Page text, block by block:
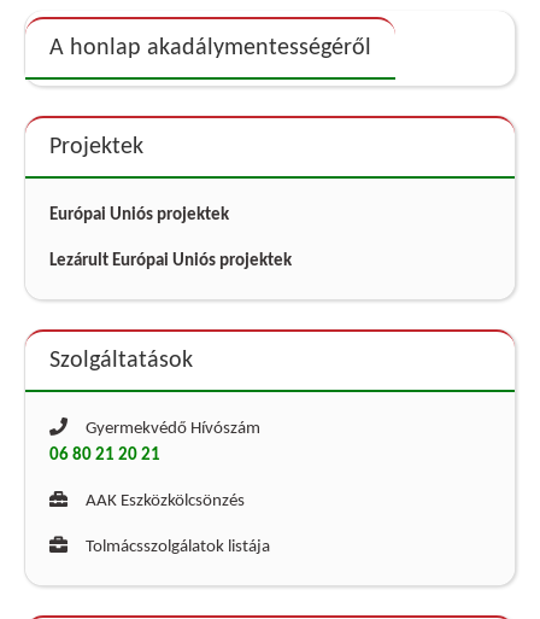
A honlap akadálymentességéről
Projektek
Európai Uniós projektek
Lezárult Európai Uniós projektek
Szolgáltatások
Gyermekvédő Hívószám
06 80 21 20 21
AAK Eszközkölcsönzés
Tolmácsszolgálatok listája